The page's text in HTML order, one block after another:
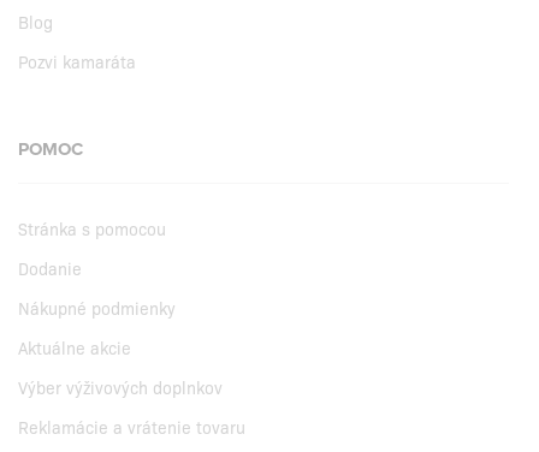
Blog
Pozvi kamaráta
POMOC
Stránka s pomocou
Dodanie
Nákupné podmienky
Aktuálne akcie
Výber výživových doplnkov
Reklamácie a vrátenie tovaru